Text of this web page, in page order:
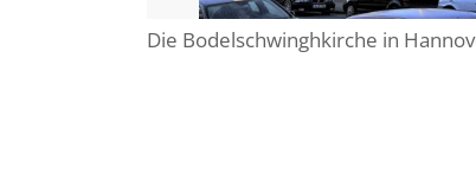
Die Bodelschwinghkirche in